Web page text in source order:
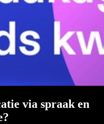
via spraak en